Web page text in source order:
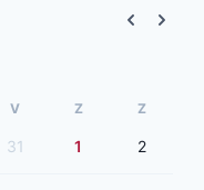
V Z Z
31 1 2